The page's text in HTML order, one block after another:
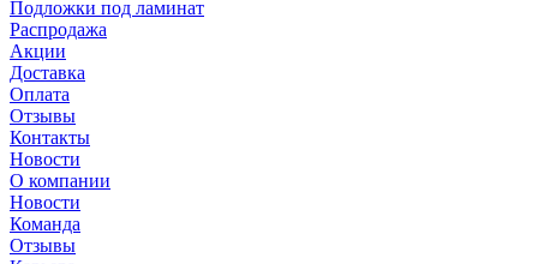
Подложки под ламинат
Распродажа
Акции
Доставка
Оплата
Отзывы
Контакты
Новости
О компании
Новости
Команда
Отзывы